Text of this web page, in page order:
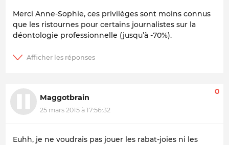
Merci Anne-Sophie, ces privilèges sont moins connus
que les ristournes pour certains journalistes sur la
déontologie professionnelle (jusqu’à -70%).
Maggotbrain
25 mars 2015 à 17:56:32
0
Euhh, je ne voudrais pas jouer les rabat-joies ni les